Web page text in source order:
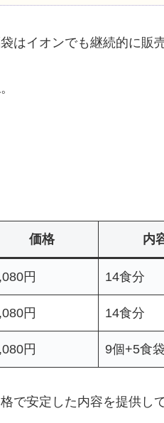
はイオンでも継続的に販
価格 内
円 14食分
円 14食分
円 9個+5食袋
で安定した内容を提供し